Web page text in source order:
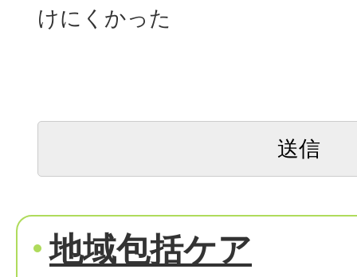
けにくかった
地域包括ケア